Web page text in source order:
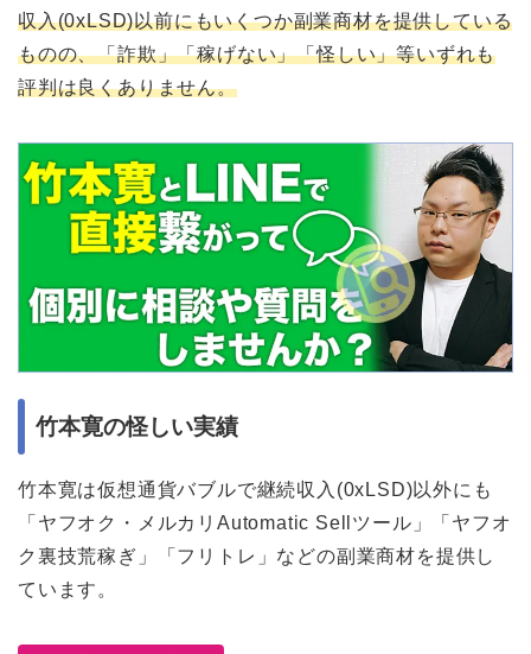
収入(0xLSD)以前にもいくつか副業商材を提供している
ものの、「詐欺」「稼げない」「怪しい」等いずれも
評判は良くありません。
竹本寛の怪しい実績
竹本寛は仮想通貨バブルで継続収入(0xLSD)以外にも
「ヤフオク・メルカリAutomatic Sellツール」「ヤフオ
ク裏技荒稼ぎ」「フリトレ」などの副業商材を提供し
ています。